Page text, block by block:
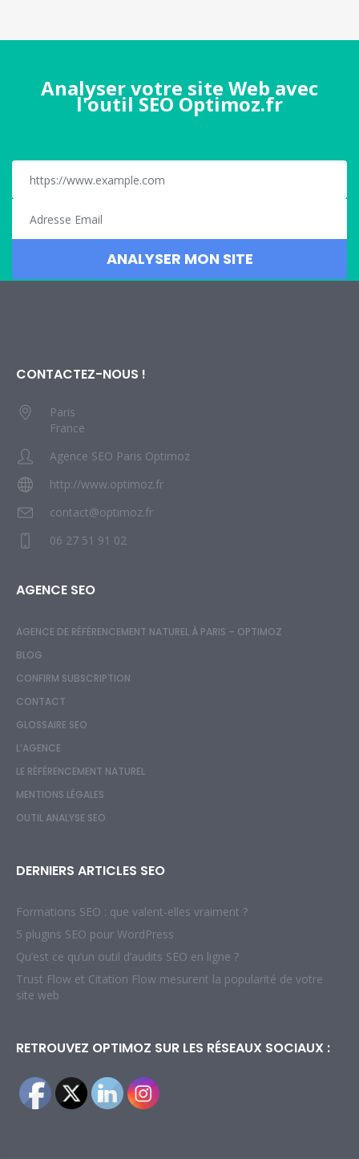
Analyser votre site Web avec
l'outil SEO Optimoz.fr
CONTACTEZ-NOUS !
Paris
France
Agence SEO Paris Optimoz
http://www.optimoz.fr
contact@optimoz.fr
06 27 51 91 02
AGENCE SEO
AGENCE DE RÉFÉRENCEMENT NATUREL À PARIS – OPTIMOZ
BLOG
CONFIRM SUBSCRIPTION
CONTACT
GLOSSAIRE SEO
L’AGENCE
LE RÉFÉRENCEMENT NATUREL
MENTIONS LÉGALES
OUTIL ANALYSE SEO
DERNIERS ARTICLES SEO
Formations SEO : que valent-elles vraiment ?
5 plugins SEO pour WordPress
Qu’est ce qu’un outil d’audits SEO en ligne ?
Trust Flow et Citation Flow mesurent la popularité de votre
site web
RETROUVEZ OPTIMOZ SUR LES RÉSEAUX SOCIAUX :